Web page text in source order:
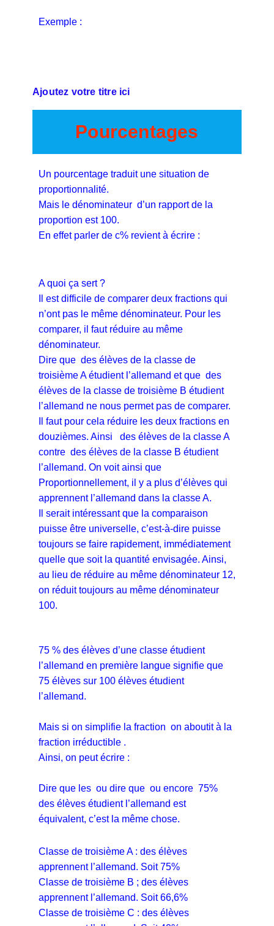
Exemple :
Ajoutez votre titre ici
Pourcentages
Un pourcentage traduit une situation de
proportionnalité.
Mais le dénominateur d’un rapport de la
proportion est 100.
En effet parler de c% revient à écrire :
A quoi ça sert ?
Il est difficile de comparer deux fractions qui
n’ont pas le même dénominateur. Pour les
comparer, il faut réduire au même
dénominateur.
Dire que des élèves de la classe de
troisième A étudient l’allemand et que des
élèves de la classe de troisième B étudient
l’allemand ne nous permet pas de comparer.
Il faut pour cela réduire les deux fractions en
douzièmes. Ainsi
des élèves de la classe A
contre des élèves de la classe B étudient
l’allemand. On voit ainsi que
Proportionnellement, il y a plus d’élèves qui
apprennent l’allemand dans la classe A.
Il serait intéressant que la comparaison
puisse être universelle, c’est-à-dire puisse
toujours se faire rapidement, immédiatement
quelle que soit la quantité envisagée. Ainsi,
au lieu de réduire au même dénominateur 12,
on réduit toujours au même dénominateur
100.
75 % des élèves d’une classe étudient
l’allemand en première langue signifie que
75 élèves sur 100 élèves étudient
l’allemand.
Mais si on simplifie la fraction on aboutit à la
fraction irréductible .
Ainsi, on peut écrire :
Dire que les ou dire que ou encore 75%
des élèves étudient l’allemand est
équivalent, c’est la même chose.
Classe de troisième A : des élèves
apprennent l’allemand. Soit 75%
Classe de troisième B ; des élèves
apprennent l’allemand. Soit 66,6%
Classe de troisième C : des élèves